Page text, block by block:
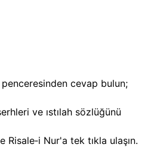
penceresinden cevap bulun;
ve ıstılah sözlüğünü
Risale‑i Nur'a tek tıkla ulaşın.
Hesabı